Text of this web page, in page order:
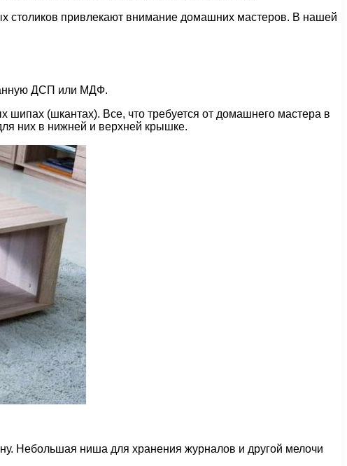
столиков привлекают внимание домашних мастеров. В нашей
ДСП или МДФ.
шипах (шкантах). Все, что требуется от домашнего мастера в
них в нижней и верхней крышке.
Небольшая ниша для хранения журналов и другой мелочи